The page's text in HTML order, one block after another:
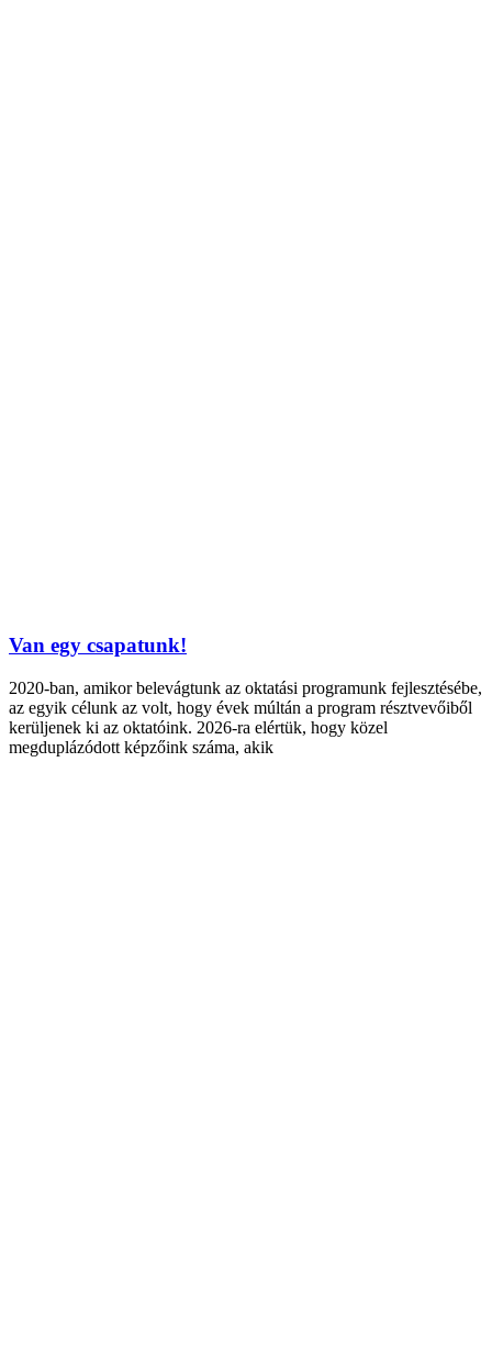
Van egy csapatunk!
2020-ban, amikor belevágtunk az oktatási programunk fejlesztésébe,
az egyik célunk az volt, hogy évek múltán a program résztvevőiből
kerüljenek ki az oktatóink. 2026-ra elértük, hogy közel
megduplázódott képzőink száma, akik